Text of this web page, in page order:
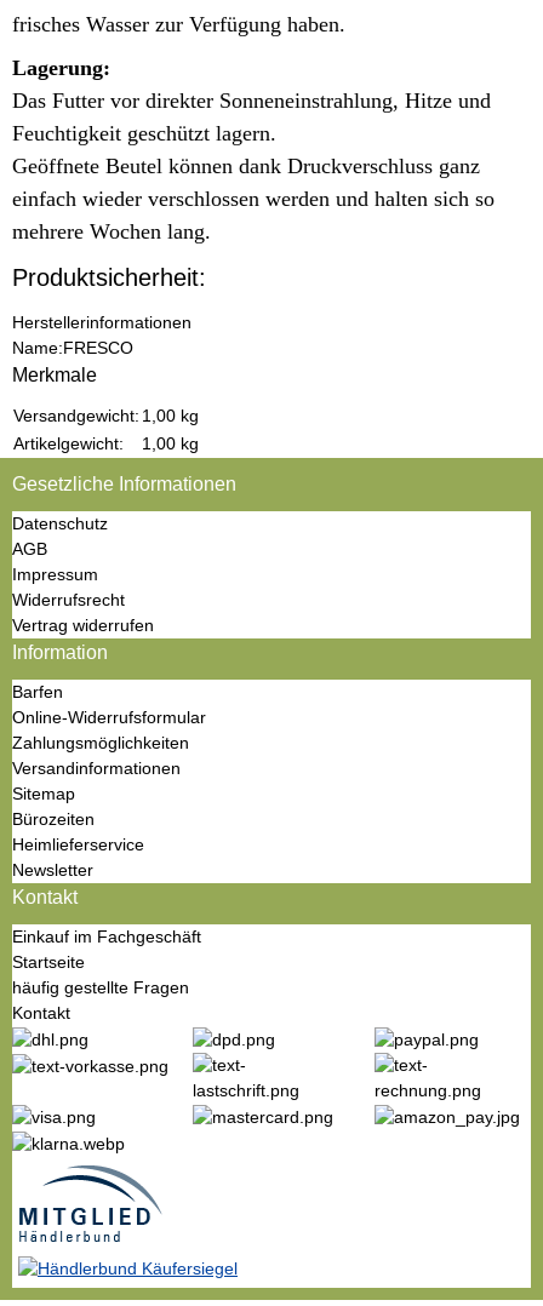
frisches Wasser zur Verfügung haben.
Lagerung:
Das Futter vor direkter Sonneneinstrahlung, Hitze und
Feuchtigkeit geschützt lagern.
Geöffnete Beutel können dank Druckverschluss ganz
einfach wieder verschlossen werden und halten sich so
mehrere Wochen lang.
Produktsicherheit:
Herstellerinformationen
Name:FRESCO
Merkmale
Produkteigenschaft
Wert
Versandgewicht: 1,00 kg
Artikelgewicht:
1,00 kg
Gesetzliche Informationen
Datenschutz
AGB
Impressum
Widerrufsrecht
Vertrag widerrufen
Information
Barfen
Online-Widerrufsformular
Zahlungsmöglichkeiten
Versandinformationen
Sitemap
Bürozeiten
Heimlieferservice
Newsletter
Kontakt
Einkauf im Fachgeschäft
Startseite
häufig gestellte Fragen
Kontakt